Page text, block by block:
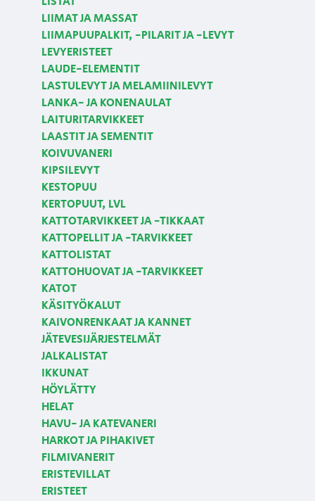
LIIMAT JA MASSAT
LIIMAPUUPALKIT, -PILARIT JA -LEVYT
LEVYERISTEET
LAUDE-ELEMENTIT
LASTULEVYT JA MELAMIINILEVYT
LANKA- JA KONENAULAT
LAITURITARVIKKEET
LAASTIT JA SEMENTIT
KOIVUVANERI
KIPSILEVYT
KESTOPUU
KERTOPUUT, LVL
KATTOTARVIKKEET JA -TIKKAAT
KATTOPELLIT JA -TARVIKKEET
KATTOLISTAT
KATTOHUOVAT JA -TARVIKKEET
KATOT
KÄSITYÖKALUT
KAIVONRENKAAT JA KANNET
JÄTEVESIJÄRJESTELMÄT
JALKALISTAT
IKKUNAT
HÖYLÄTTY
HELAT
HAVU- JA KATEVANERI
HARKOT JA PIHAKIVET
FILMIVANERIT
ERISTEVILLAT
ERISTEET